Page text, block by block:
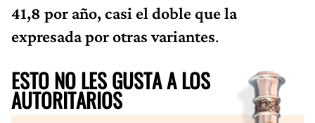
41,8 por año, casi el doble que la
expresada por otras variantes.
ESTO NO LES GUSTA A LOS
AUTORITARIOS